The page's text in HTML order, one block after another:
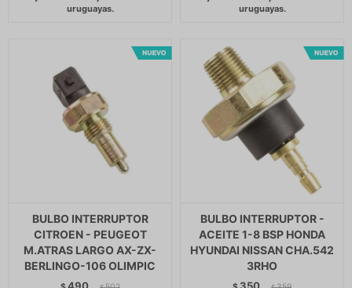
BULBO INTERRUPTOR
CITROEN - PEUGEOT
M.ATRAS LARGO AX-ZX-
BERLINGO-106 OLIMPIC
BULBO INTERRUPTOR -
ACEITE 1-8 BSP HONDA
HYUNDAI NISSAN CHA.542
3RHO